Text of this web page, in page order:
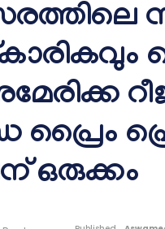
പ്രൈം
ഒരുക്കം